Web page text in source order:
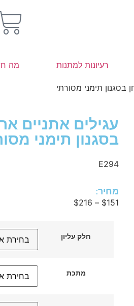
רעיונות למתנות מה
בסגנון תימני מסורתי
עגילים אתניים
בסגנון תימני
E294
מחיר:
$151
–
$216
חלק עליון
מתכת